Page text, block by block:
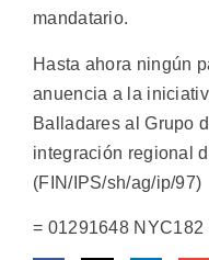
mandatario.
Hasta ahora ningún
anuencia a la
Balladares al Grupo
integración regional
(FIN/IPS/sh/ag/ip/97)
= 01291648 NYC182